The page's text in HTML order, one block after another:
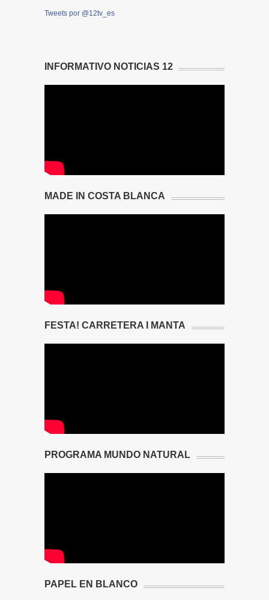
Tweets por @12tv_es
INFORMATIVO NOTICIAS 12
MADE IN COSTA BLANCA
FESTA! CARRETERA I MANTA
PROGRAMA MUNDO NATURAL
PAPEL EN BLANCO